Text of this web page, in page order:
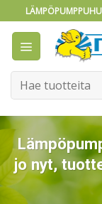
to
content
Etsi:
jo nyt,